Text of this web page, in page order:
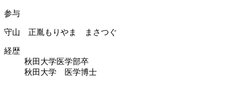
参与
守山 正胤もりやま まさつぐ
経歴
秋田大学医学部卒
秋田大学 医学博士